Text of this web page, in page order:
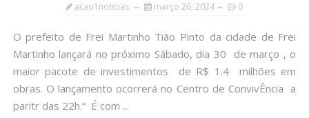
acao1noticias março 26, 2024 0
O prefeito de Frei Martinho Tião Pinto da cidade de Frei
Martinho lançará no próximo Sábado, dia 30 de março , o
maior pacote de investimentos de R$ 1.4 milhões em
obras. O lançamento ocorrerá no Centro de ConvivÊncia a
paritr das 22h.“ É com ...